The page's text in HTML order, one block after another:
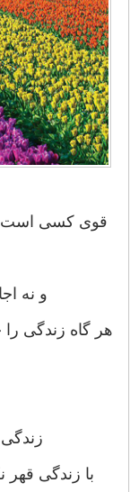
قوی کسی است
و نه
هر گاه زندگی
با زندگی